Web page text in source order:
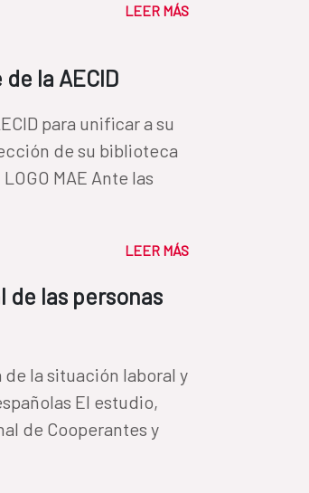
LEER MÁS
la AECID
para unificar a su
de su biblioteca
Ante las
LEER MÁS
las personas
la situación laboral y
El estudio,
de Cooperantes y